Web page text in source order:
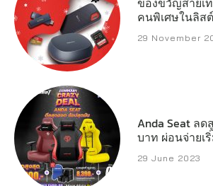
คนพิเศษในลิส
ดิจิตอล เปิดลิสต์
ประสิทธิภาพสู
29 November
Anda Seat ลด
บาท ผ่อนจ่ายเ
เดือน
29 June 2023